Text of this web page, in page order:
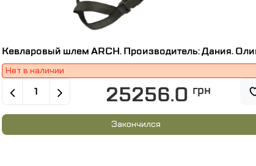
Кевларовый шлем ARCH. Производитель: Дания.
Нет в наличии
25256.0 грн
Закончился